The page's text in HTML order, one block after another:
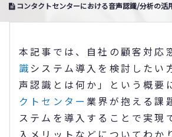
コンタクトセンターにおける音声認識/分析の活
本記事では、自社の顧客対応
識 システム導入を検討したい
声認識とは何か」という概要
クトセンター業界が抱える課
ステムを導入することで実現
入メリットなどについてわか